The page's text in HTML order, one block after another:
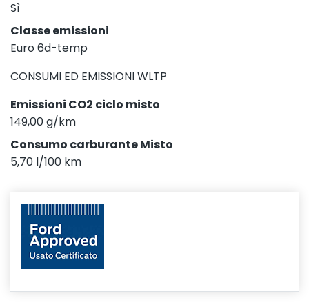
Sì
Classe emissioni
Euro 6d-temp
CONSUMI ED EMISSIONI WLTP
Emissioni CO2 ciclo misto
149,00 g/km
Consumo carburante Misto
5,70 l/100 km